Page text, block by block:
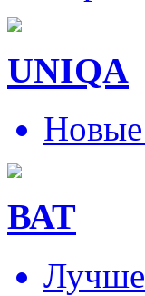
UNIQA
ВАТ